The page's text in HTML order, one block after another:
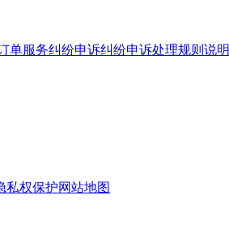
单服务纠纷申诉纠纷申诉处理规则说明
私权保护网站地图